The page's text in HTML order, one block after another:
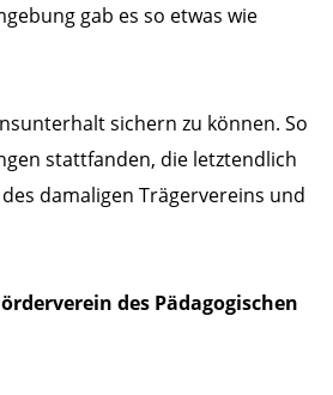
gab es so etwas wie
sichern zu können. So
stattfanden, die letztendlich
damaligen Trägervereins und
des Pädagogischen